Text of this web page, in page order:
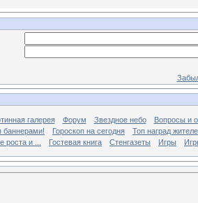
галерея Форум Звездное небо
Вопросы и
баннерами!
Гороскоп на сегодня
Топ наград
роста и ...
Гостевая книга Стенгазеты Игры